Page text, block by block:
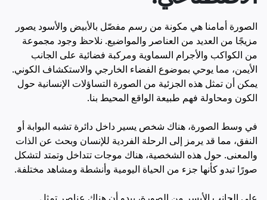
الصورة أمامنا هي مكونة من رسم مفصّل بالأبيض والأسود يصور
مزيجًا من العديد من العناصر والمواضيع. نلاحظ وجود مجموعة
من الكواكب والأجرام السماوية ومركبة فضائية على الجانب
الأيمن، مما يوحي بموضوع الفضاء الخارجي والاستكشاف الكوني.
يمكن أن تمثل هذه الجزئية من الصورة التساؤلات الإنسانية حول
الكون ومحاولة فهم طبيعة الواقع المحيط بنا.
في وسط الصورة، هناك شخص يسير داخل دائرة تشبه البوابة أو
النفق، مما قد يرمز إلى الرحلة الفردية للإنسان وبحث عن الذات
والمعنى. حول هذه الشخصية، هناك موجات تتداخل وتمتد لتشكل
صورًا تبدو كأنها جزء من الحياة اليومية وأنشطة ومشاهد مختلفة.